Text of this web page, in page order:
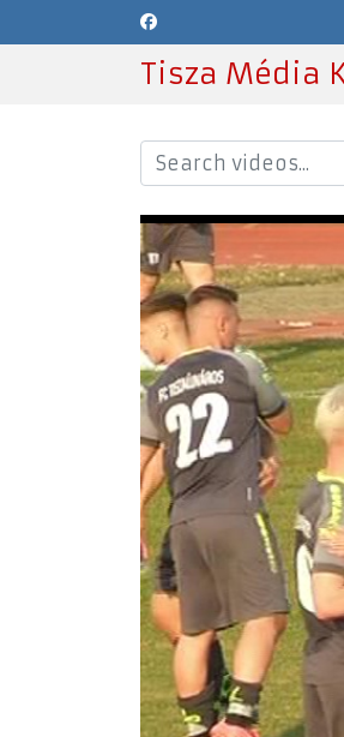
Tisza Média